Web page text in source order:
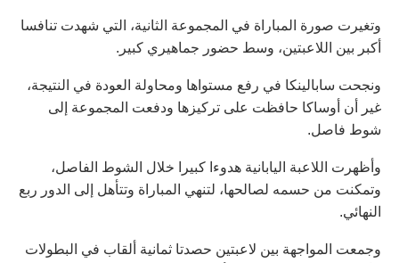
وتغيرت صورة المباراة في المجموعة الثانية، التي شهدت تنافسا
أكبر بين اللاعبتين، وسط حضور جماهيري كبير.
ونجحت سابالينكا في رفع مستواها ومحاولة العودة في النتيجة،
غير أن أوساكا حافظت على تركيزها ودفعت المجموعة إلى
شوط فاصل.
وأظهرت اللاعبة اليابانية هدوءا كبيرا خلال الشوط الفاصل،
وتمكنت من حسمه لصالحها، لتنهي المباراة وتتأهل إلى الدور ربع
النهائي.
وجمعت المواجهة بين لاعبتين حصدتا ثمانية ألقاب في البطولات